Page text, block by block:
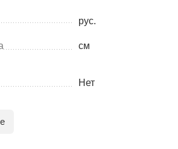
рус.
см
Нет